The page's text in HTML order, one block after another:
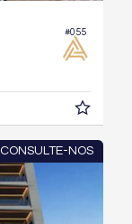
#055
CONSULTE-NOS